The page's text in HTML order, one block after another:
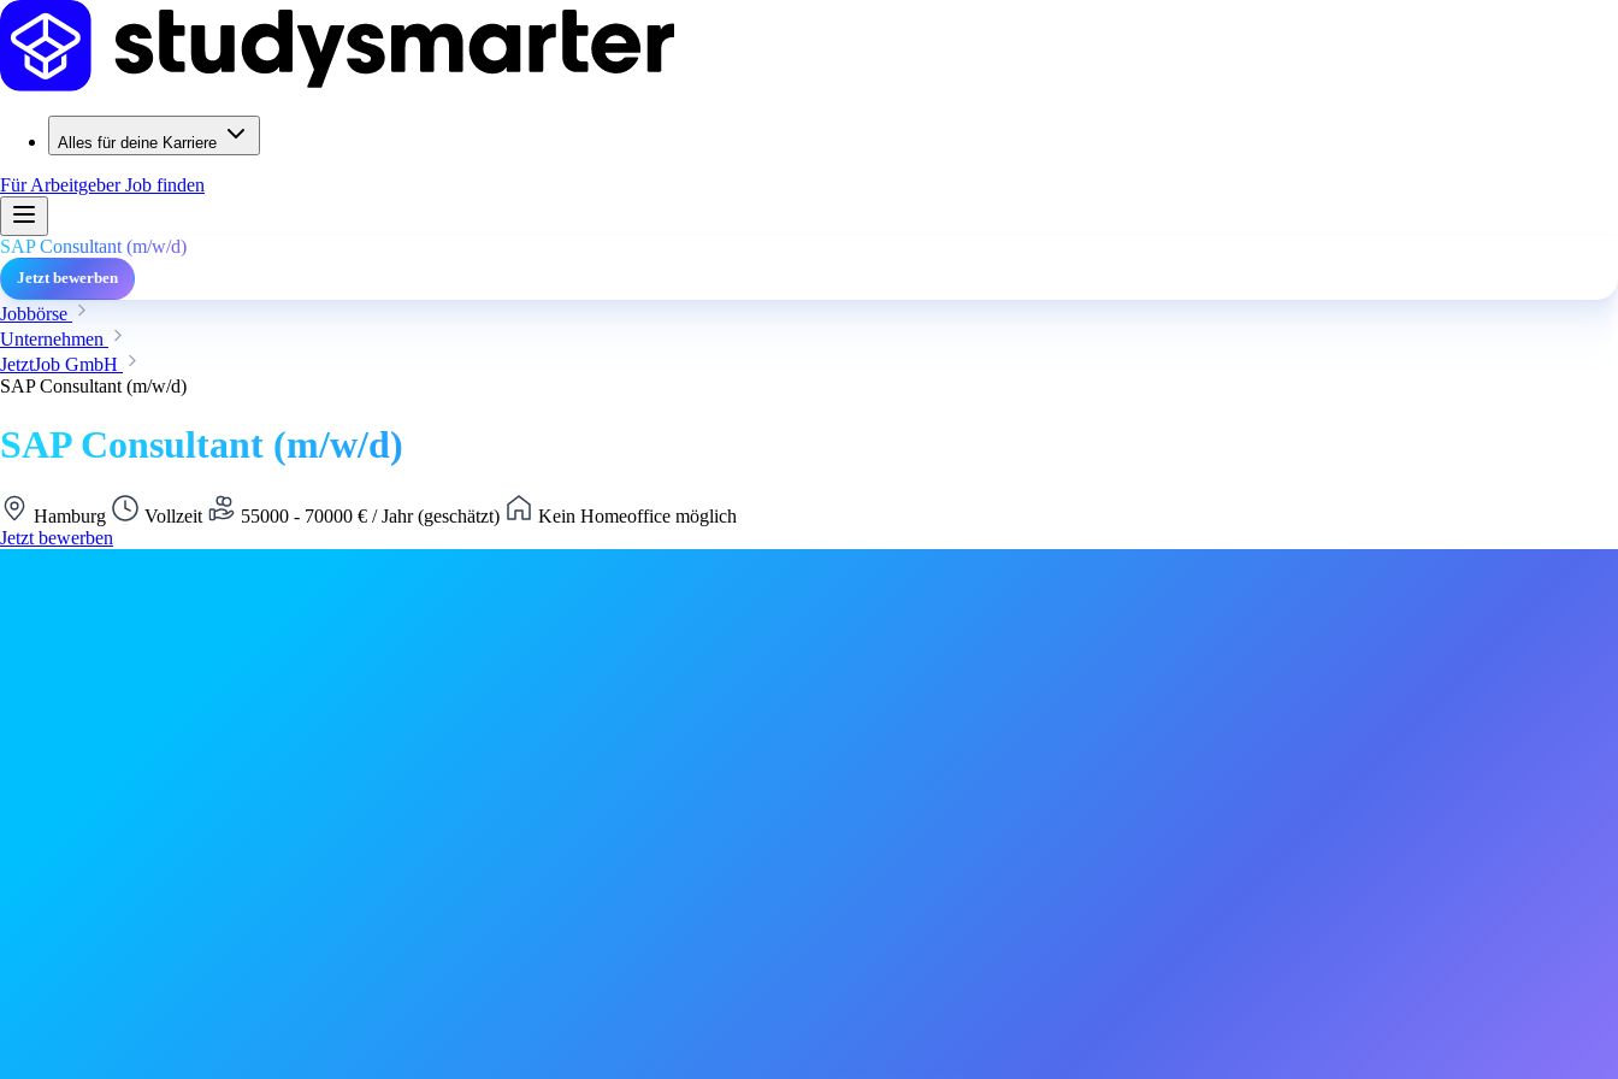
Alles für deine Karriere
Für ArbeitgeberJob finden
SAP Consultant (m/w/d)
Jetzt bewerben
Jobbörse
Unternehmen
JetztJob GmbH
SAP Consultant (m/w/d)
SAP Consultant (m/w/d)
Hamburg Vollzeit 55000 - 70000 € / Jahr (geschätzt)
Kein Homeoffice möglich
Jetzt bewerben